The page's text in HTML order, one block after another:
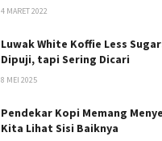
4 MARET 2022
Luwak White Koffie Less
Dipuji, tapi Sering Dicari
8 MEI 2025
Pendekar Kopi Memang
Kita Lihat Sisi Baiknya